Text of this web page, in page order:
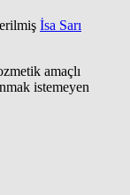
İsa Sarı
amaçlı
istemeyen